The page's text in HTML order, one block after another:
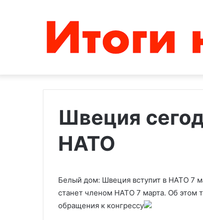
Швеция
НАТО
Белый дом: Швеция вступит в НАТО 7
станет членом НАТО 7 марта. Об этом
обращения к конгрессу
Суд в Армении арестовал
за
обстреле
в
18.10.2022